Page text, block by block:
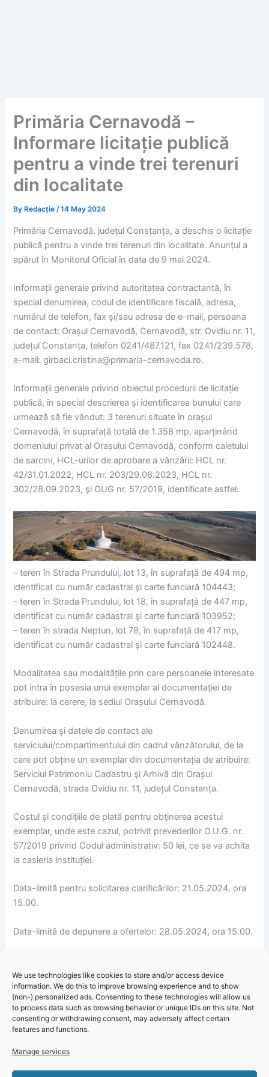
We use technologies like cookies to store and/or access device
information. We do this to improve browsing experience and to show
(non-) personalized ads. Consenting to these technologies will allow us
to process data such as browsing behavior or unique IDs on this site. Not
consenting or withdrawing consent, may adversely affect certain
features and functions.
Manage services
Primăria Cernavodă –
Informare licitație publică
pentru a vinde trei terenuri
din localitate
By Redacție/14 May 2024
Primăria Cernavodă, județul Constanța, a deschis o licitație
publică pentru a vinde trei terenuri din localitate. Anunțul a
apărut în Monitorul Oficial în data de 9 mai 2024.
Informații generale privind autoritatea contractantă, în
special denumirea, codul de identificare fiscală, adresa,
numărul de telefon, fax şi/sau adresa de e-mail, persoana
de contact: Orașul Cernavodă, Cernavodă, str. Ovidiu nr. 11,
județul Constanța, telefon 0241/487.121, fax 0241/239.578,
e-mail: girbaci.cristina@primaria-cernavoda.ro.
Informații generale privind obiectul procedurii de licitație
publică, în special descrierea şi identificarea bunului care
urmează să fie vândut: 3 terenuri situate în orașul
Cernavodă, în suprafață totală de 1.358 mp, aparținând
domeniului privat al Orașului Cernavodă, conform caietului
de sarcini, HCL-urilor de aprobare a vânzării: HCL nr.
42/31.01.2022, HCL nr. 203/29.06.2023, HCL nr.
302/28.09.2023, şi OUG nr. 57/2019, identificate astfel:
– teren în Strada Prundului, lot 13, în suprafață de 494 mp,
identificat cu număr cadastral şi carte funciară 104443;
– teren în Strada Prundului, lot 18, în suprafață de 447 mp,
identificat cu număr cadastral şi carte funciară 103952;
– teren în strada Neptun, lot 78, în suprafață de 417 mp,
identificat cu număr cadastral şi carte funciară 102448.
Modalitatea sau modalitățile prin care persoanele interesate
pot intra în posesia unui exemplar al documentației de
atribuire: la cerere, la sediul Orașului Cernavodă.
Denumirea şi datele de contact ale
serviciului/compartimentului din cadrul vânzătorului, de la
care pot obține un exemplar din documentația de atribuire:
Serviciul Patrimoniu Cadastru şi Arhivă din Orașul
Cernavodă, strada Ovidiu nr. 11, județul Constanța.
Costul şi condițiile de plată pentru obţinerea acestui
exemplar, unde este cazul, potrivit prevederilor O.U.G. nr.
57/2019 privind Codul administrativ: 50 lei, ce se va achita
la casieria instituției.
Data-limită pentru solicitarea clarificărilor: 21.05.2024, ora
15.00.
Data-limită de depunere a ofertelor: 28.05.2024, ora 15.00.
Cernavodă, strada Ovidiu nr. 11, județul Constanța.
Data şi locul la care se va desfășura ședința publică de
deschidere a ofertelor: 29.05.2024, ora 10.00, în sala Casei
de Cultură a Orașului Cernavodă, strada Ovidiu nr. 11,
Primăria Cernavodă – Informare licitație publică pentru a